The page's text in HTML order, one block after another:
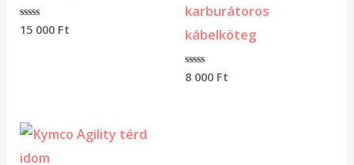
Értékelés:
15 000 Ft
karburátoros
kábelköteg
Értékelés:
8 000 Ft